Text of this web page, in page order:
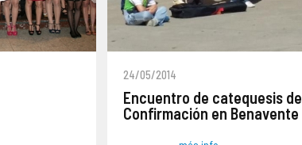
24/05/2014
Encuentro de catequesis de
Confirmación en Benavente